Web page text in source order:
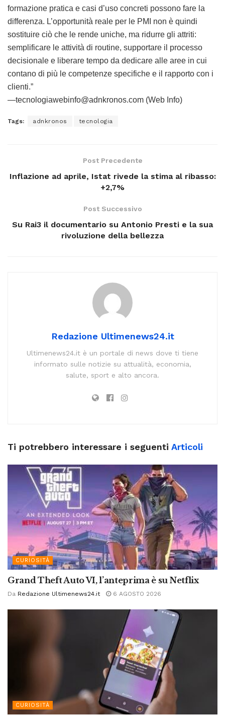
formazione pratica e casi d’uso concreti possono fare la
differenza. L’opportunità reale per le PMI non è quindi
sostituire ciò che le rende uniche, ma ridurre gli attriti:
semplificare le attività di routine, supportare il processo
decisionale e liberare tempo da dedicare alle aree in cui
contano di più le competenze specifiche e il rapporto con i
clienti.”
—tecnologiawebinfo@adnkronos.com (Web Info)
Tags: adnkronos tecnologia
Post Precedente
Inflazione ad aprile, Istat rivede la stima al ribasso:
+2,7%
Post Successivo
Su Rai3 il documentario su Antonio Presti e la sua
rivoluzione della bellezza
Redazione Ultimenews24.it
Ultimenews24.it è un portale di news dove ti tiene
informato sulle notizie su attualità, economia,
salute, sport e alto ancora.
Ti potrebbero interessare i seguenti Articoli
CURIOSITÀ
Grand Theft Auto VI, l’anteprima è su Netflix
Da Redazione Ultimenews24.it 6 AGOSTO 2026
CURIOSITÀ